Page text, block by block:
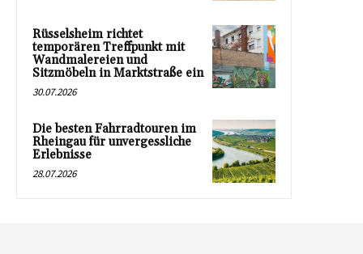
Rüsselsheim richtet
temporären Treffpunkt mit
Wandmalereien und
Sitzmöbeln in Marktstraße ein
30.07.2026
Die besten Fahrradtouren im
Rheingau für unvergessliche
Erlebnisse
28.07.2026